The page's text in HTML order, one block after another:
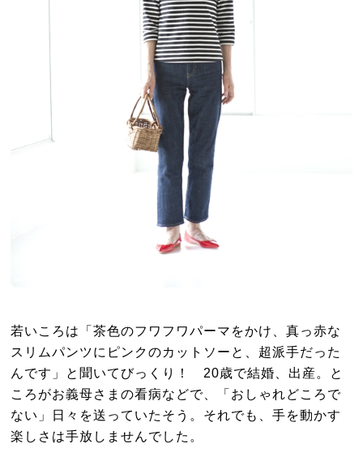
若いころは「茶色のフワフワパーマをかけ、真っ赤な
スリムパンツにピンクのカットソーと、超派手だった
んです」と聞いてびっくり！ 20歳で結婚、出産。と
ころがお義母さまの看病などで、「おしゃれどころで
ない」日々を送っていたそう。それでも、手を動かす
楽しさは手放しませんでした。